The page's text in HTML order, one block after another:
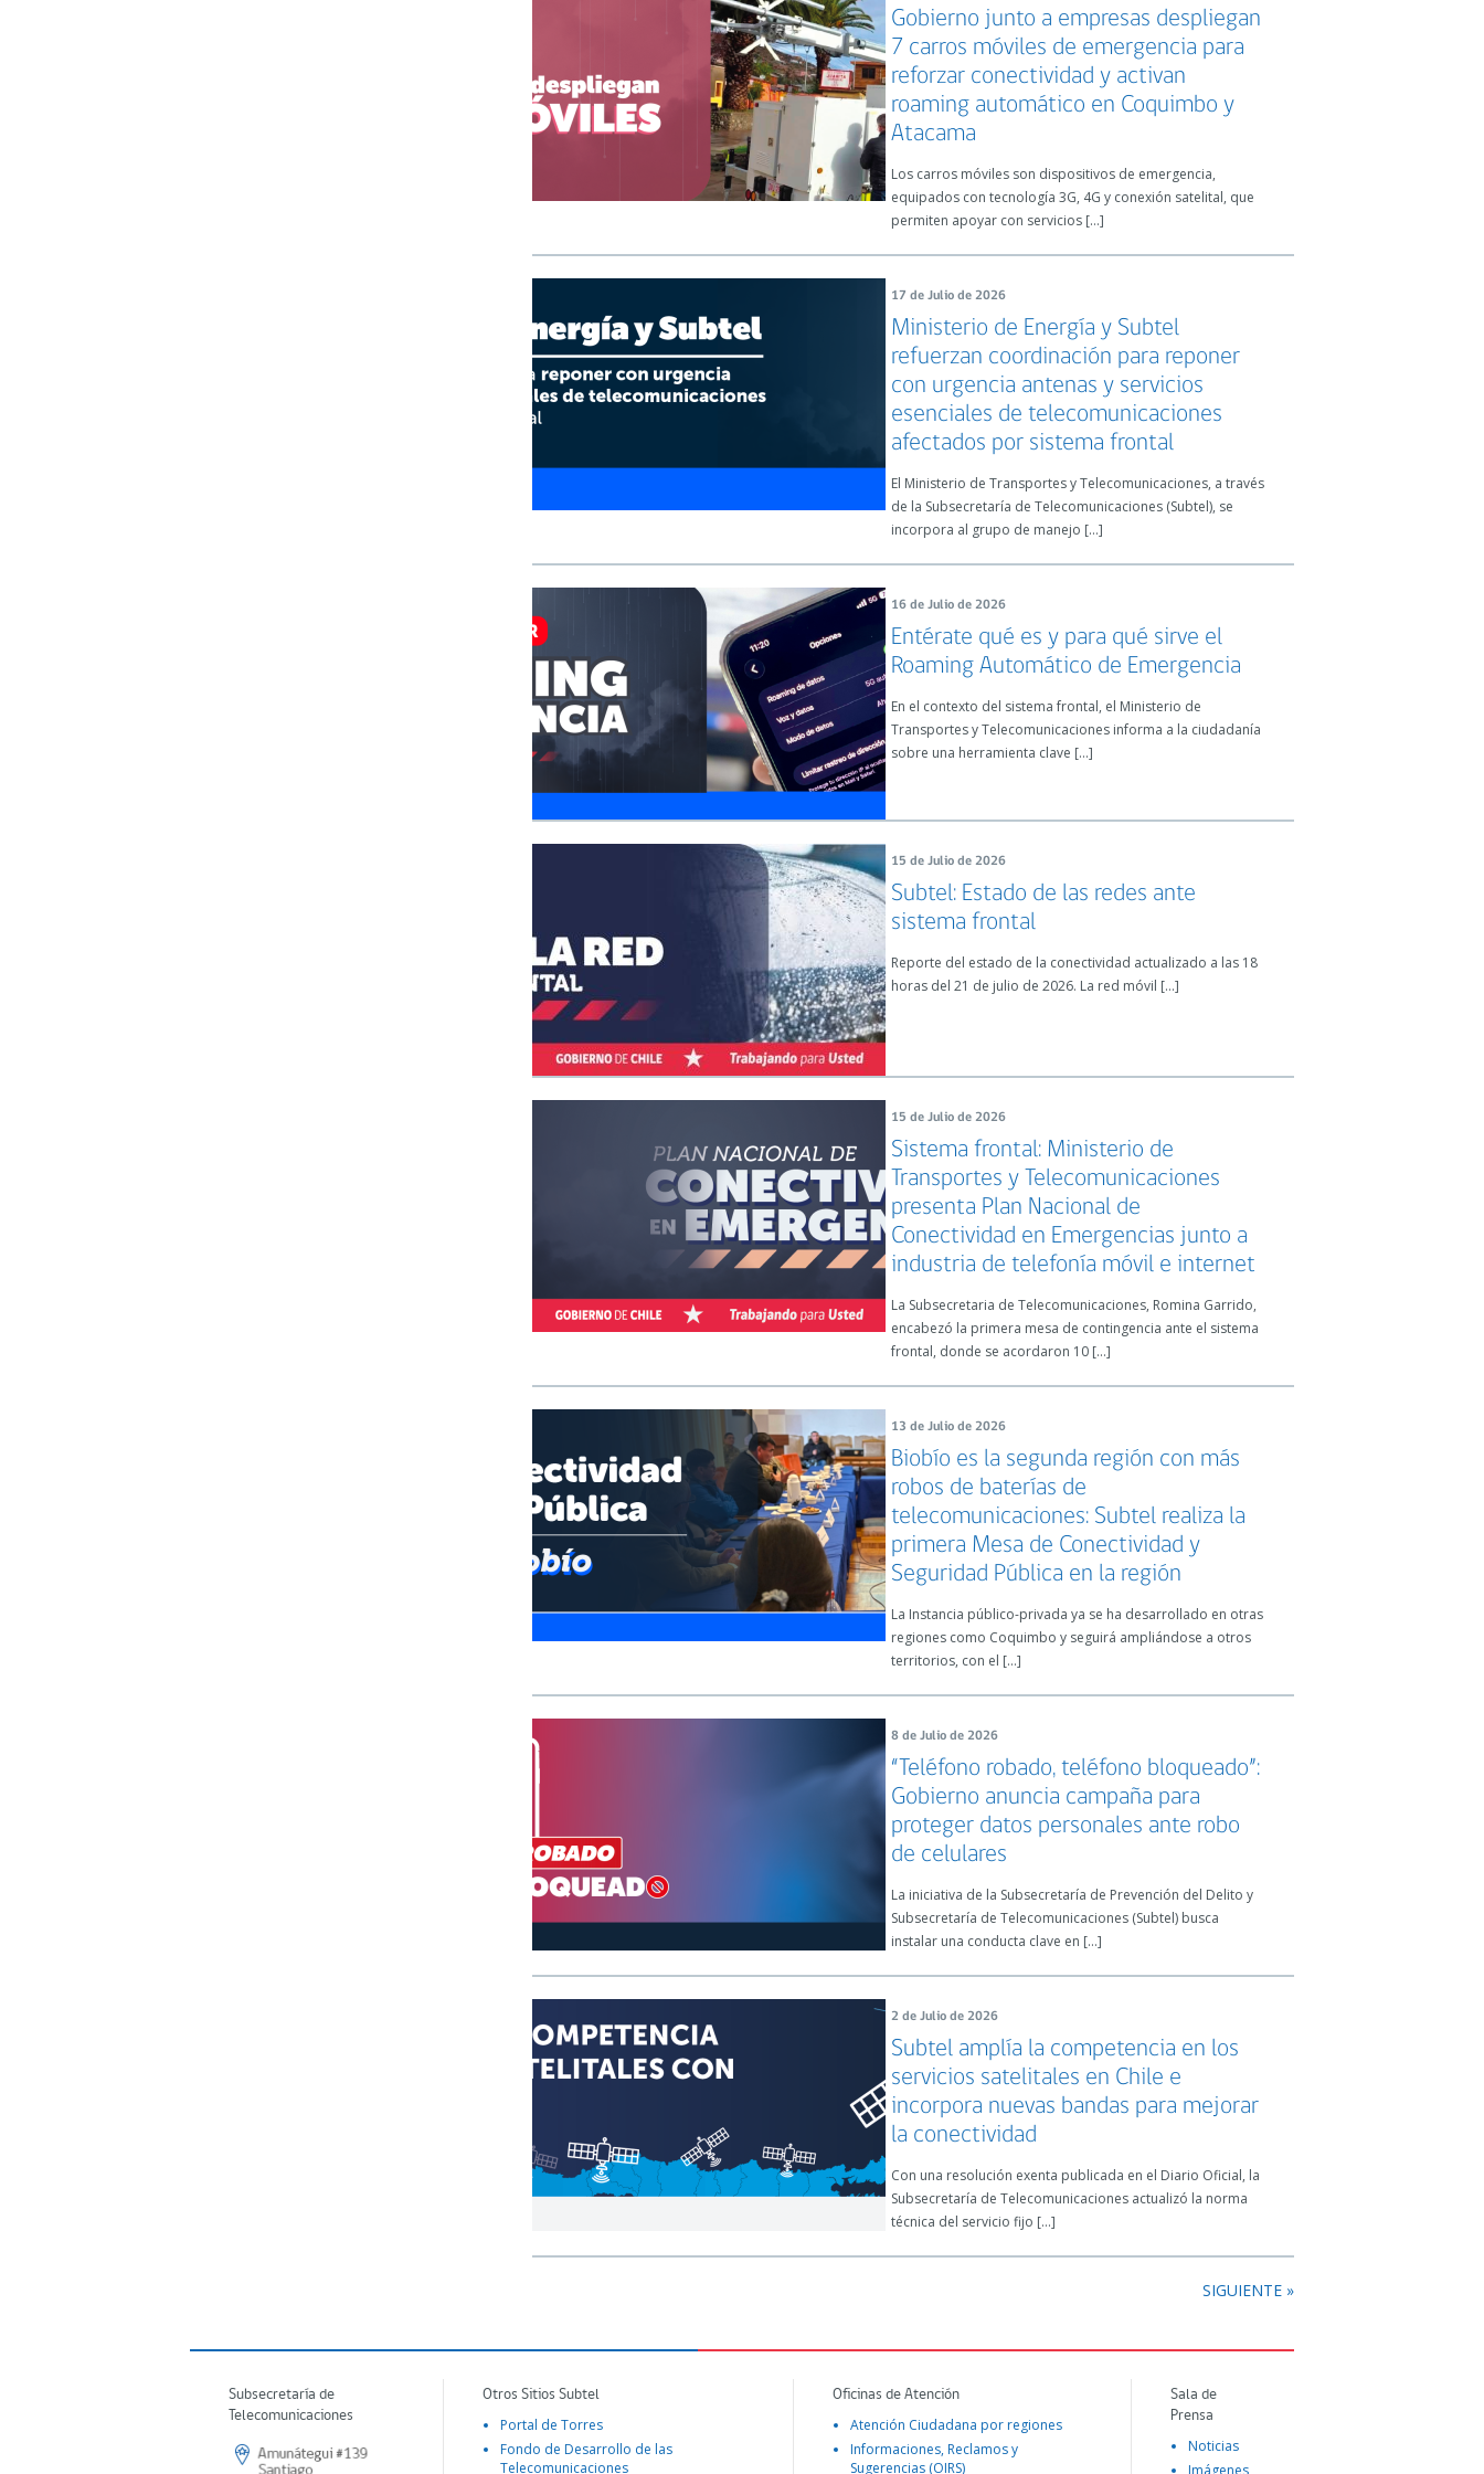
Gobierno junto a empresas despliegan
7 carros móviles de emergencia para
reforzar conectividad y activan
roaming automático en Coquimbo y
Atacama
Los carros móviles son dispositivos de emergencia,
equipados con tecnología 3G, 4G y conexión satelital, que
permiten apoyar con servicios […]
17 de Julio de 2026
Ministerio de Energía y Subtel
refuerzan coordinación para reponer
con urgencia antenas y servicios
esenciales de telecomunicaciones
afectados por sistema frontal
El Ministerio de Transportes y Telecomunicaciones, a través
de la Subsecretaría de Telecomunicaciones (Subtel), se
incorpora al grupo de manejo […]
16 de Julio de 2026
Entérate qué es y para qué sirve el
Roaming Automático de Emergencia
En el contexto del sistema frontal, el Ministerio de
Transportes y Telecomunicaciones informa a la ciudadanía
sobre una herramienta clave […]
15 de Julio de 2026
Subtel: Estado de las redes ante
sistema frontal
Reporte del estado de la conectividad actualizado a las 18
horas del 21 de julio de 2026. La red móvil […]
15 de Julio de 2026
Sistema frontal: Ministerio de
Transportes y Telecomunicaciones
presenta Plan Nacional de
Conectividad en Emergencias junto a
industria de telefonía móvil e internet
La Subsecretaria de Telecomunicaciones, Romina Garrido,
encabezó la primera mesa de contingencia ante el sistema
frontal, donde se acordaron 10 […]
13 de Julio de 2026
Biobío es la segunda región con más
robos de baterías de
telecomunicaciones: Subtel realiza la
primera Mesa de Conectividad y
Seguridad Pública en la región
La Instancia público-privada ya se ha desarrollado en otras
regiones como Coquimbo y seguirá ampliándose a otros
territorios, con el […]
8 de Julio de 2026
“Teléfono robado, teléfono bloqueado”:
Gobierno anuncia campaña para
proteger datos personales ante robo
de celulares
La iniciativa de la Subsecretaría de Prevención del Delito y
Subsecretaría de Telecomunicaciones (Subtel) busca
instalar una conducta clave en […]
2 de Julio de 2026
Subtel amplía la competencia en los
servicios satelitales en Chile e
incorpora nuevas bandas para mejorar
la conectividad
Con una resolución exenta publicada en el Diario Oficial, la
Subsecretaría de Telecomunicaciones actualizó la norma
técnica del servicio fijo […]
SIGUIENTE »
Subsecretaría de
Telecomunicaciones
Otros Sitios Subtel
Portal de Torres
Fondo de Desarrollo de las
Telecomunicaciones
Oficinas de Atención
Atención Ciudadana por regiones
Informaciones, Reclamos y
Sugerencias (OIRS)
Sala de
Prensa
Noticias